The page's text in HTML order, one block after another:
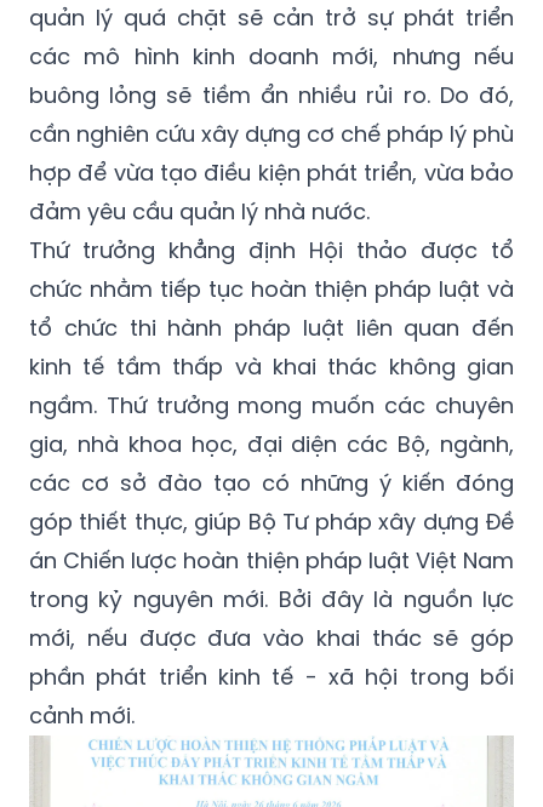
quản lý quá chặt sẽ cản trở sự phát triển
các mô hình kinh doanh mới, nhưng nếu
buông lỏng sẽ tiềm ẩn nhiều rủi ro. Do đó,
cần nghiên cứu xây dựng cơ chế pháp lý phù
hợp để vừa tạo điều kiện phát triển, vừa bảo
đảm yêu cầu quản lý nhà nước.
Thứ trưởng khẳng định Hội thảo được tổ
chức nhằm tiếp tục hoàn thiện pháp luật và
tổ chức thi hành pháp luật liên quan đến
kinh tế tầm thấp và khai thác không gian
ngầm. Thứ trưởng mong muốn các chuyên
gia, nhà khoa học, đại diện các Bộ, ngành,
các cơ sở đào tạo có những ý kiến đóng
góp thiết thực, giúp Bộ Tư pháp xây dựng Đề
án Chiến lược hoàn thiện pháp luật Việt Nam
trong kỷ nguyên mới. Bởi đây là nguồn lực
mới, nếu được đưa vào khai thác sẽ góp
phần phát triển kinh tế - xã hội trong bối
cảnh mới.